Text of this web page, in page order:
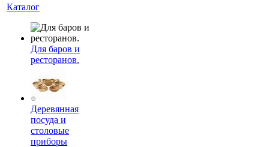
Каталог
Для баров и
ресторанов.
Деревянная
посуда и
столовые
приборы